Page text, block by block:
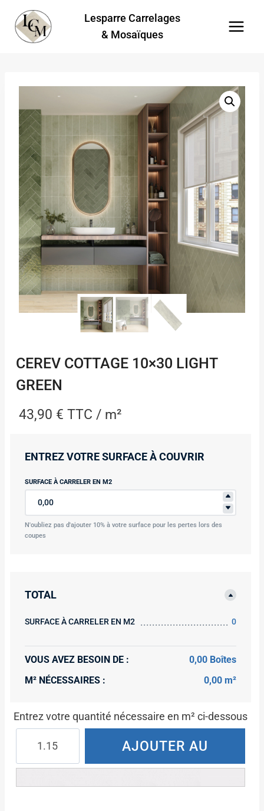
contenu
Lesparre Carrelages
& Mosaïques
CEREV COTTAGE 10×30 LIGHT
GREEN
43,90 € TTC / m²
ENTREZ VOTRE SURFACE À COUVRIR
SURFACE À CARRELER EN M2
N'oubliez pas d'ajouter 10% à votre surface pour les pertes lors des
coupes
TOTAL
SURFACE À CARRELER EN M2 0
VOUS AVEZ BESOIN DE :
0,00 Boîtes
M² NÉCESSAIRES :
0,00 m²
Entrez votre quantité nécessaire en m² ci-dessous
CEREV
COTTAGE
AJOUTER AU